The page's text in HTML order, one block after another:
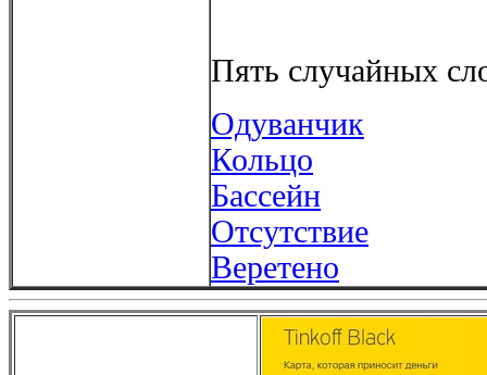
Пять случайных
Одуванчик
Кольцо
Бассейн
Отсутствие
Веретено